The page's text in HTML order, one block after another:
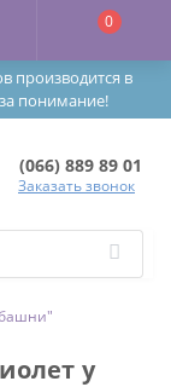
производится в
понимание!
0
(066) 889 89 01
Заказать звонок
у